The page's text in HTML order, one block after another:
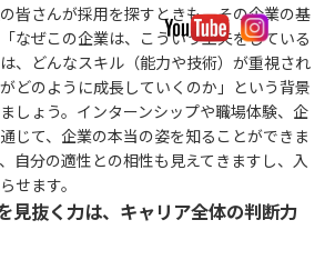
皆さんが採用を探すときも、その企業の基
なぜこの企業は、こういう工夫をしている
、どんなスキル（能力や技術）が重視され
どのように成長していくのか」という背景
しょう。インターンシップや職場体験、企
じて、企業の本当の姿を知ることができま
自分の適性との相性も見えてきますし、入
せます。
見抜く力は、キャリア全体の判断力